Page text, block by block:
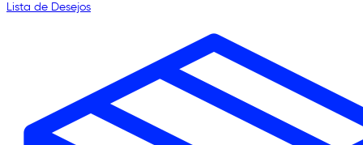
Lista de Desejos